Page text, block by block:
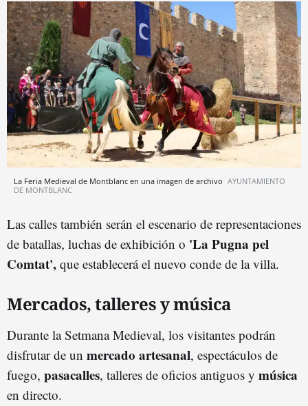
La Feria Medieval de Montblanc en una imagen de archivo AYUNTAMIENTO
DE MONTBLANC
Las calles también serán el escenario de representaciones
de batallas, luchas de exhibición o 'La Pugna pel
Comtat', que establecerá el nuevo conde de la villa.
Mercados, talleres y música
Durante la Setmana Medieval, los visitantes podrán
disfrutar de un mercado artesanal, espectáculos de
fuego, pasacalles, talleres de oficios antiguos y música
en directo.